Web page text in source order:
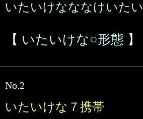
いたいけなななけいたい
【 いたいけな○形態 】
No.2
いたいけな７携帯